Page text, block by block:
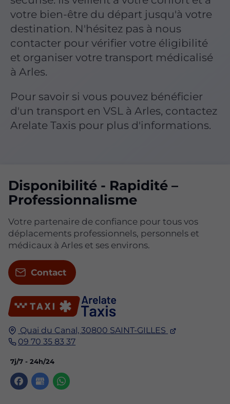
votre bien-être du départ jusqu'à votre
destination. N'hésitez pas à nous
contacter pour vérifier votre éligibilité
et organiser votre transport médicalisé
à Arles.
Pour savoir si vous pouvez bénéficier
d'un transport en VSL à Arles, contactez
Arelate Taxis pour plus d'informations.
Quai du Canal,30800 SAINT-GILLES
09 70 35 83 37
7j/7 - 24h/24
Disponibilité - Rapidité –
Professionnalisme
Votre partenaire de confiance pour tous vos
déplacements professionnels, personnels et
médicaux à Arles et ses environs.
Contact